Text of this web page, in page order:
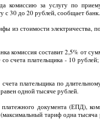
комиссию за услугу по
с 30 до 20 рублей, сообщает банк.
из стоимости электричества,
комиссия составит 2,5% от
счета плательщика - 10
плательщика по
одной тысяче рублей.
документа (ЕПД),
тариф одна